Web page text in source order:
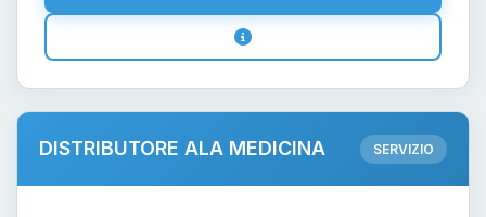
DISTRIBUTORE ALA MEDICINA SERVIZIO